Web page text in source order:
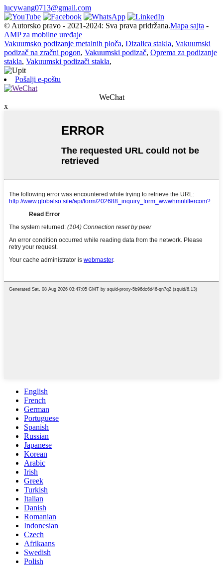
lucywang0713@gmail.com
© Autorsko pravo - 2021-2024: Sva prava pridržana.Mapa sajta -
AMP za mobilne uređaje
Vakuumsko podizanje metalnih ploča, Dizalica stakla, Vakuumski
podizač na zračni pogon, Vakuumski podizač, Oprema za podizanje
stakla, Vakuumski podizači stakla,
Pošalji e-poštu
WeChat
x
English
French
German
Portuguese
Spanish
Russian
Japanese
Korean
Arabic
Irish
Greek
Turkish
Italian
Danish
Romanian
Indonesian
Czech
Afrikaans
Swedish
Polish